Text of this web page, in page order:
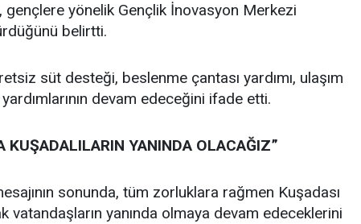
gençlere yönelik Gençlik İnovasyon Merkezi
belirtti.
süt desteği, beslenme çantası yardımı, ulaşım
devam edeceğini ifade etti.
KUŞADALILARIN YANINDA OLACAĞIZ”
sonunda, tüm zorluklara rağmen Kuşadası
vatandaşların yanında olmaya devam edeceklerini